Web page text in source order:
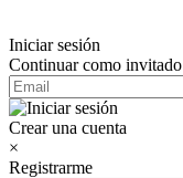
Iniciar sesión
Continuar como invitado
Crear una cuenta
×
Registrarme